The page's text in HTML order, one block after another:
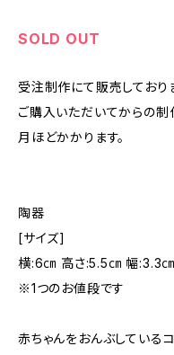
SOLD OUT
受注制作にて販売しており
ご購入いただいてからの制
月ほどかかります。
陶器
[サイズ]
横:6㎝ 高さ:5.5㎝ 幅:3.3㎝
※1つのお値段です
赤ちゃんをおんぶしている